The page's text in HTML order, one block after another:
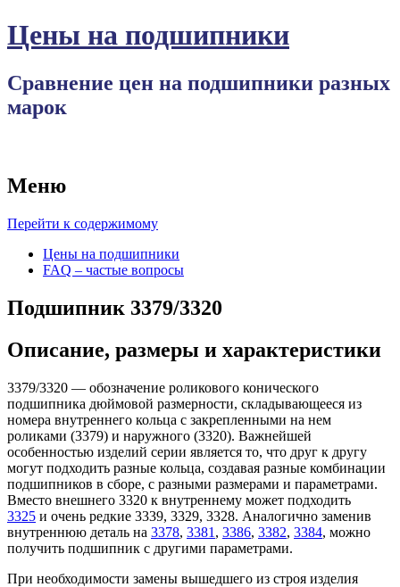
Цены на подшипники
Сравнение цен на подшипники разных
марок
Меню
Перейти к содержимому
Цены на подшипники
FAQ – частые вопросы
Подшипник 3379/3320
Описание, размеры и характеристики
3379/3320 — обозначение роликового конического
подшипника дюймовой размерности, складывающееся из
номера внутреннего кольца с закрепленными на нем
роликами (3379) и наружного (3320). Важнейшей
особенностью изделий серии является то, что друг к другу
могут подходить разные кольца, создавая разные комбинации
подшипников в сборе, с разными размерами и параметрами.
Вместо внешнего 3320 к внутреннему может подходить
3325 и очень редкие 3339, 3329, 3328. Аналогично заменив
внутреннюю деталь на 3378, 3381 , 3386, 3382, 3384, можно
получить подшипник с другими параметрами.
При необходимости замены вышедшего из строя изделия